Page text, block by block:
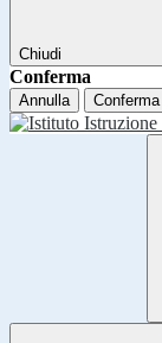
Chiudi
Conferma
Annulla Conferma